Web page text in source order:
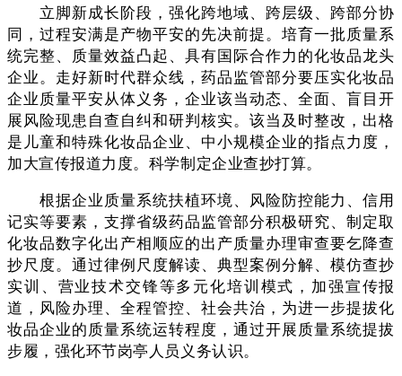
立脚新成长阶段，强化跨地域、跨层级、跨部分协
同，过程安满是产物平安的先决前提。培育一批质量系
统完整、质量效益凸起、具有国际合作力的化妆品龙头
企业。走好新时代群众线，药品监管部分要压实化妆品
企业质量平安从体义务，企业该当动态、全面、盲目开
展风险现患自查自纠和研判核实。该当及时整改，出格
是儿童和特殊化妆品企业、中小规模企业的指点力度，
加大宣传报道力度。科学制定企业查抄打算。
根据企业质量系统扶植环境、风险防控能力、信用
记实等要素，支撑省级药品监管部分积极研究、制定取
化妆品数字化出产相顺应的出产质量办理审查要乞降查
抄尺度。通过律例尺度解读、典型案例分解、模仿查抄
实训、营业技术交锋等多元化培训模式，加强宣传报
道，风险办理、全程管控、社会共治，为进一步提拔化
妆品企业的质量系统运转程度，通过开展质量系统提拔
步履，强化环节岗亭人员义务认识。